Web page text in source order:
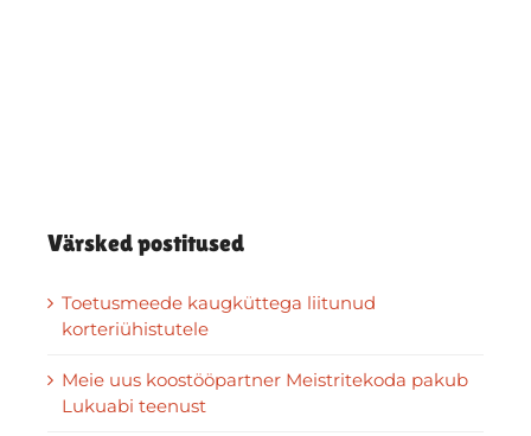
Värsked postitused
Toetusmeede kaugküttega liitunud
korteriühistutele
Meie uus koostööpartner Meistritekoda pakub
Lukuabi teenust